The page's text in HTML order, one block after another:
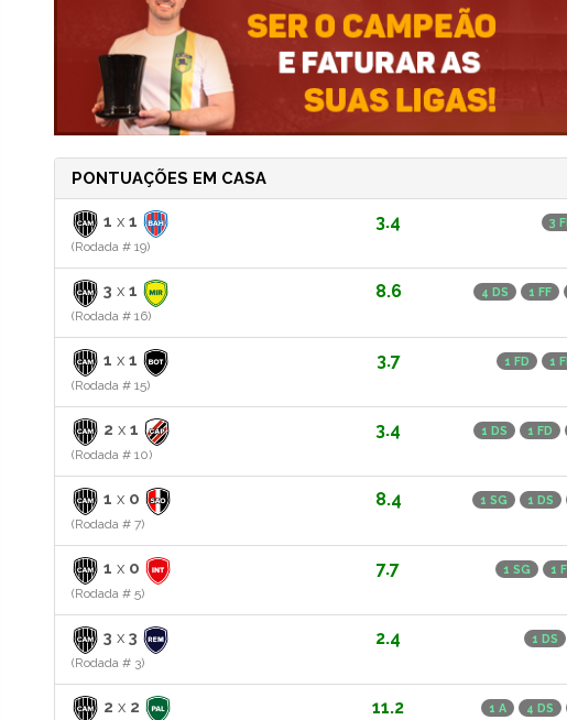
PONTUAÇÕES EM CASA
1 x 1
(Rodada # 19)
3.4 3
3 x 1
(Rodada # 16)
8.6 4 DS 1 FF
1 x 1
(Rodada # 15)
3.7 1 FD 1
2 x 1
(Rodada # 10)
3.4 1 DS 1 FD
1 x 0
(Rodada # 7)
8.4 1 SG 1 DS
1 x 0
(Rodada # 5)
7.7 1 SG 1
3 x 3
(Rodada # 3)
2.4 1 DS
2 x 2 11.2 1 A 4 DS